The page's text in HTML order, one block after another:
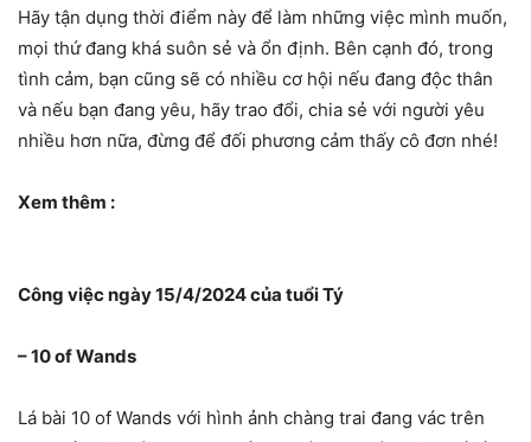
Hãy tận dụng thời điểm này để làm những việc mình muốn,
mọi thứ đang khá suôn sẻ và ổn định. Bên cạnh đó, trong
tình cảm, bạn cũng sẽ có nhiều cơ hội nếu đang độc thân
và nếu bạn đang yêu, hãy trao đổi, chia sẻ với người yêu
nhiều hơn nữa, đừng để đối phương cảm thấy cô đơn nhé!
Xem thêm :
Công việc ngày 15/4/2024 của tuổi Tý
– 10 of Wands
Lá bài 10 of Wands với hình ảnh chàng trai đang vác trên